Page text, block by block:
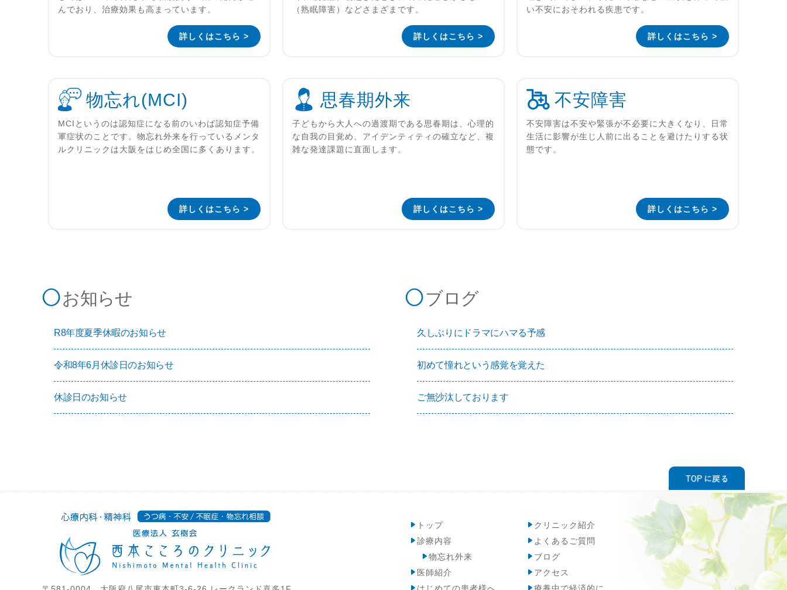
んでおり、治療効果も高まっています。
詳しくはこちら >
（熟眠障害）などさまざまです。
詳しくはこちら >
い不安におそわれる疾患です。
詳しくはこちら >
物忘れ(MCI)
MCIというのは認知症になる前のいわば認知症予備
軍症状のことです。物忘れ外来を行っているメンタ
ルクリニックは大阪をはじめ全国に多くあります。
詳しくはこちら >
思春期外来
子どもから大人への過渡期である思春期は、心理的
な自我の目覚め、アイデンティティの確立など、複
雑な発達課題に直面します。
詳しくはこちら >
不安障害
不安障害は不安や緊張が不必要に大きくなり、日常
生活に影響が生じ人前に出ることを避けたりする状
態です。
詳しくはこちら >
お知らせ
R8年度夏季休暇のお知らせ
令和8年6月休診日のお知らせ
休診日のお知らせ
ブログ
久しぶりにドラマにハマる予感
初めて憧れという感覚を覚えた
ご無沙汰しております
トップ
診療内容
物忘れ外来
医師紹介
はじめての患者様へ
クリニック紹介
よくあるご質問
ブログ
アクセス
療養中で経済的に